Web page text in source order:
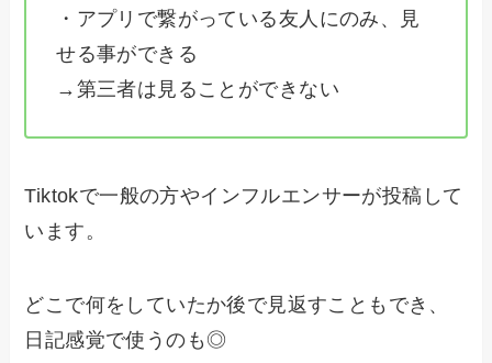
・アプリで繋がっている友人にのみ、見
せる事ができる
→第三者は見ることができない
Tiktokで一般の方やインフルエンサーが投稿して
います。
どこで何をしていたか後で見返すこともでき、
日記感覚で使うのも◎